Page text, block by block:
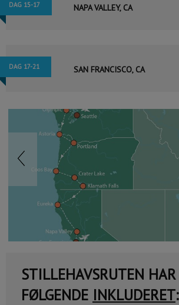
DAG 15-17 NAPA VALLEY, CA
DAG 17-21 SAN FRANCISCO, CA
STILLEHAVSRUTEN HAR
FØLGENDE INKLUDERET: